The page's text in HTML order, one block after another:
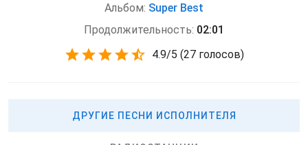
Альбом: Super Best
Продолжительность: 02:01
4.9/5 (27 голосов)
ДРУГИЕ ПЕСНИ ИСПОЛНИТЕЛЯ